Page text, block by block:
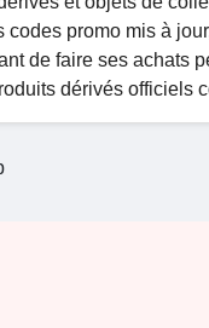
promo mis à
de faire ses achats
dérivés officiels